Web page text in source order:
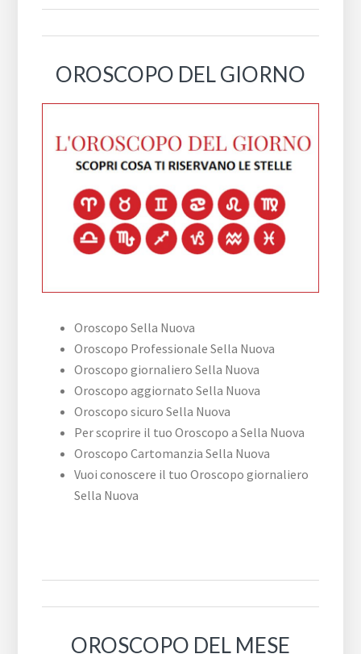
OROSCOPO DEL GIORNO
Oroscopo Sella Nuova
Oroscopo Professionale Sella Nuova
Oroscopo giornaliero Sella Nuova
Oroscopo aggiornato Sella Nuova
Oroscopo sicuro Sella Nuova
Per scoprire il tuo Oroscopo a Sella Nuova
Oroscopo Cartomanzia Sella Nuova
Vuoi conoscere il tuo Oroscopo giornaliero
Sella Nuova
OROSCOPO DEL MESE